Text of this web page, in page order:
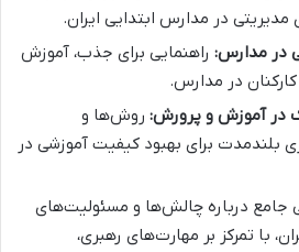
در مدارس ابتدایی ایران.
در مدارس: راهنمایی برای جذب، آموزش
در مدارس.
در آموزش و پرورش: روش‌ها و
بلندمدت برای بهبود کیفیت آموزشی در
جامع درباره چالش‌ها و مسئولیت‌های
با تمرکز بر مهارت‌های رهبری،